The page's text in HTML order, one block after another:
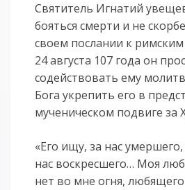
Святитель Игнатий
бояться смерти и не
своем послании к
24 августа 107 года он
содействовать ему
Бога укрепить его в
мученическом подвиге за
«Его ищу, за нас
нас воскресшего… Моя
нет во мне огня,